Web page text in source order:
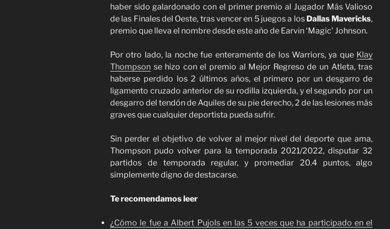
haber sido galardonado con el primer premio al Jugador Más Valioso
de las Finales del Oeste, tras vencer en 5 juegos a los Dallas Mavericks,
premio que lleva el nombre desde este año de Earvin ‘Magic’ Johnson.
Por otro lado, la noche fue enteramente de los Warriors, ya que Klay
Thompson se hizo con el premio al Mejor Regreso de un Atleta, tras
haberse perdido los 2 últimos años, el primero por un desgarro de
ligamento cruzado anterior de su rodilla izquierda, y el segundo por un
desgarro del tendón de Aquiles de su pie derecho, 2 de las lesiones más
graves que cualquier deportista pueda sufrir.
Sin perder el objetivo de volver al mejor nivel del deporte que ama,
Thompson pudo volver para la temporada 2021/2022, disputar 32
partidos de temporada regular, y promediar 20.4 puntos, algo
simplemente digno de destacarse.
Te recomendamos leer
¿Cómo le fue a Albert Pujols en las 5 veces que ha participado en el